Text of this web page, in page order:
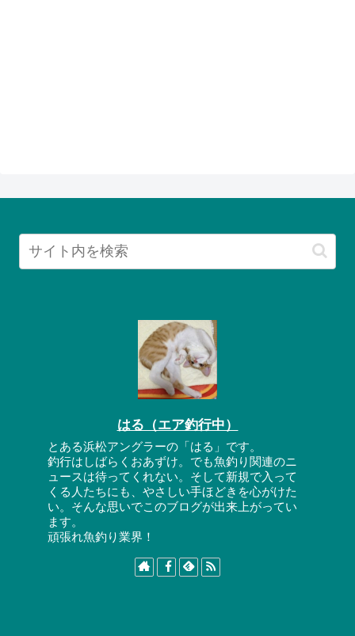
はる（エア釣行中）
とある浜松アングラーの「はる」です。
釣行はしばらくおあずけ。でも魚釣り関連のニ
ュースは待ってくれない。そして新規で入って
くる人たちにも、やさしい手ほどきを心がけた
い。そんな思いでこのブログが出来上がってい
ます。
頑張れ魚釣り業界！